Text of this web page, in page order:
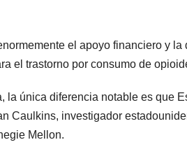
el apoyo financiero y
el trastorno por consumo de
la única diferencia notable es que
Caulkins, investigador
Mellon.